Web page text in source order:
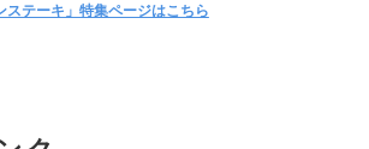
テーキ」特集ページはこちら